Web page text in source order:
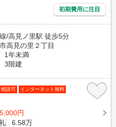
初期費用に注目
/高見ノ里駅 徒歩5分
高見の里２丁目
1年未満
3階建
相談可 インターネット無料
円
6.58万